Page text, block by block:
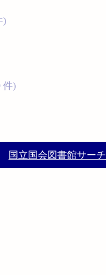
)
件)
国立国会図書館サーチ